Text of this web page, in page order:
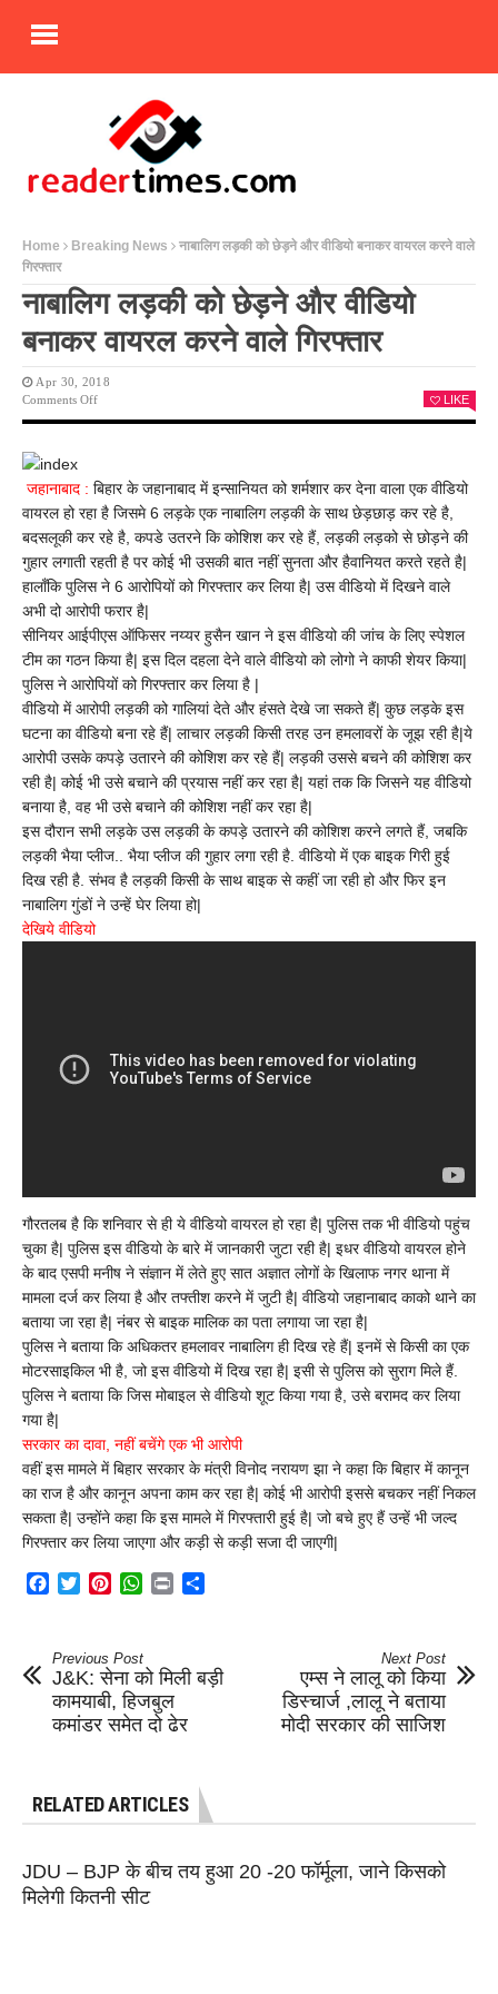
Home Breaking News
नाबालिग लड़की को छेड़ने और वीडियो बनाकर वायरल करने वाले
गिरफ्तार
नाबालिग लड़की को छेड़ने और वीडियो
बनाकर वायरल करने वाले गिरफ्तार
Apr 30, 2018
Comments OffOn
और
वीडियो
बनाकर
वायरल
करने
वाले
गिरफ्तार
LIKE
जहानाबाद : बिहार के जहानाबाद में इन्सानियत को शर्मशार कर देना वाला एक वीडियो
वायरल हो रहा है जिसमे 6 लड़के एक नाबालिग लड़की के साथ छेड़छाड़ कर रहे है,
बदसलूकी कर रहे है, कपडे उतरने कि कोशिश कर रहे हैं, लड़की लड़को से छोड़ने की
गुहार लगाती रहती है पर कोई भी उसकी बात नहीं सुनता और हैवानियत करते रहते है|
हालाँकि पुलिस ने 6 आरोपियों को गिरफ्तार कर लिया है| उस वीडियो में दिखने वाले
अभी दो आरोपी फरार है|
सीनियर आईपीएस ऑफिसर नय्यर हुसैन खान ने इस वीडियो की जांच के लिए स्पेशल
टीम का गठन किया है| इस दिल दहला देने वाले वीडियो को लोगो ने काफी शेयर किया|
पुलिस ने आरोपियों को गिरफ्तार कर लिया है |
वीडियो में आरोपी लड़की को गालियां देते और हंसते देखे जा सकते हैं| कुछ लड़के इस
घटना का वीडियो बना रहे हैं| लाचार लड़की किसी तरह उन हमलावरों के जूझ रही है|ये
आरोपी उसके कपड़े उतारने की कोशिश कर रहे हैं| लड़की उससे बचने की कोशिश कर
रही है| कोई भी उसे बचाने की प्रयास नहीं कर रहा है| यहां तक कि जिसने यह वीडियो
बनाया है, वह भी उसे बचाने की कोशिश नहीं कर रहा है|
इस दौरान सभी लड़के उस लड़की के कपड़े उतारने की कोशिश करने लगते हैं, जबकि
लड़की भैया प्लीज.. भैया प्लीज की गुहार लगा रही है. वीडियो में एक बाइक गिरी हुई
दिख रही है. संभव है लड़की किसी के साथ बाइक से कहीं जा रही हो और फिर इन
नाबालिग गुंडों ने उन्हें घेर लिया हो|
देखिये वीडियो
गौरतलब है कि शनिवार से ही ये वीडियो वायरल हो रहा है| पुलिस तक भी वीडियो पहुंच
चुका है| पुलिस इस वीडियो के बारे में जानकारी जुटा रही है| इधर वीडियो वायरल होने
के बाद एसपी मनीष ने संज्ञान में लेते हुए सात अज्ञात लोगों के खिलाफ नगर थाना में
मामला दर्ज कर लिया है और तफ्तीश करने में जुटी है| वीडियो जहानाबाद काको थाने का
बताया जा रहा है| नंबर से बाइक मालिक का पता लगाया जा रहा है|
पुलिस ने बताया कि अधिकतर हमलावर नाबालिग ही दिख रहे हैं| इनमें से किसी का एक
मोटरसाइकिल भी है, जो इस वीडियो में दिख रहा है| इसी से पुलिस को सुराग मिले हैं.
पुलिस ने बताया कि जिस मोबाइल से वीडियो शूट किया गया है, उसे बरामद कर लिया
गया है|
सरकार का दावा, नहीं बचेंगे एक भी आरोपी
वहीं इस मामले में बिहार सरकार के मंत्री विनोद नरायण झा ने कहा कि बिहार में कानून
का राज है और कानून अपना काम कर रहा है| कोई भी आरोपी इससे बचकर नहीं निकल
सकता है| उन्होंने कहा कि इस मामले में गिरफ्तारी हुई है| जो बचे हुए हैं उन्हें भी जल्द
गिरफ्तार कर लिया जाएगा और कड़ी से कड़ी सजा दी जाएगी|
Facebook
TwitterPinterestWhatsApp
Print
Previous Post
J&K: सेना को मिली बड़ी
कामयाबी, हिजबुल
कमांडर समेत दो ढेर
Next Post
एम्स ने लालू को किया
डिस्चार्ज ,लालू ने बताया
मोदी सरकार की साजिश
RELATED ARTICLES
JDU – BJP के बीच तय हुआ 20 -20 फॉर्मूला, जाने किसको
मिलेगी कितनी सीट